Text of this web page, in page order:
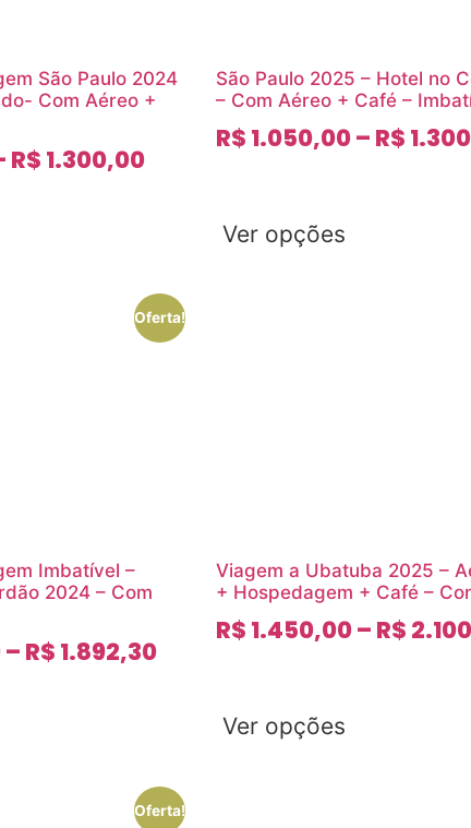
São Paulo 2024
Com Aéreo +
R$ 1.300,00
São Paulo 2025 – Hotel no
– Com Aéreo + Café –
R$ 1.050,00– R$
Ver opções
Oferta!
Imbatível –
2024 – Com
– R$ 1.892,30
Viagem a Ubatuba 2025 –
+ Hospedagem + Café –
R$ 1.450,00– R$
Ver opções
Oferta!